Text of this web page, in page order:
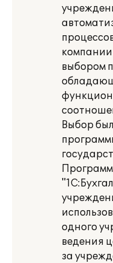
компании
выбором
Выбор
одного
ведения
за